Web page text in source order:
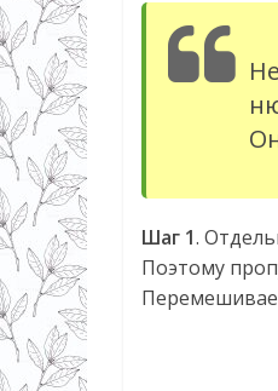
Шаг 1.
Поэтому